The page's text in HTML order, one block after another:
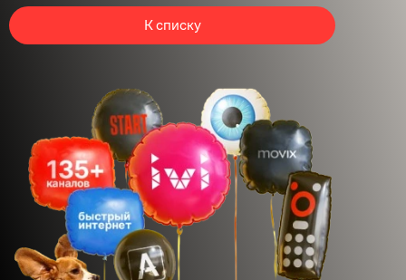
К списку